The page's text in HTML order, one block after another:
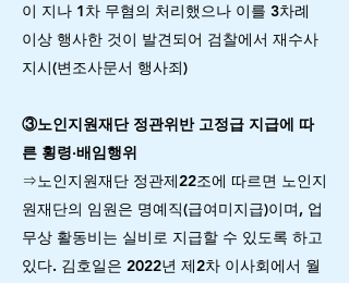
이 지나 1차 무혐의 처리했으나 이를 3차례
이상 행사한 것이 발견되어 검찰에서 재수사
지시(변조사문서 행사죄)
③노인지원재단 정관위반 고정급 지급에 따
른 횡령·배임행위
⇒노인지원재단 정관제22조에 따르면 노인지
원재단의 임원은 명예직(급여미지급)이며, 업
무상 활동비는 실비로 지급할 수 있도록 하고
있다. 김호일은 2022년 제2차 이사회에서 월